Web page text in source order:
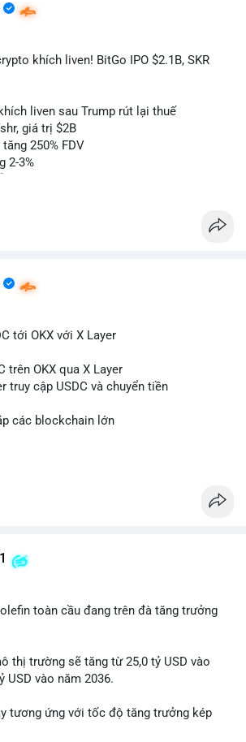
khích liven! BitGo IPO $2.1B, SKR
liven sau Trump rút lại thuế
giá trị $2B
250% FDV
2-3%
hành động Clarity Act
là tài sản
$sol
tới OKX với X Layer
trên OKX qua X Layer
truy cập USDC và chuyển tiền
các blockchain lớn
toàn cầu đang trên đà tăng trưởng
thị trường sẽ tăng từ 25,0 tỷ USD vào
USD vào năm 2036.
tương ứng với tốc độ tăng trưởng kép